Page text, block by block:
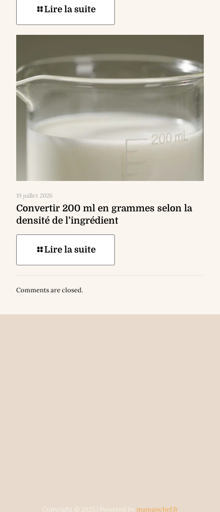
Lire la suite
19 juillet 2026
Convertir 200 ml en grammes selon la
densité de l’ingrédient
Lire la suite
Comments are closed.
Copyright © 2025 | Powered by mamanchef.fr